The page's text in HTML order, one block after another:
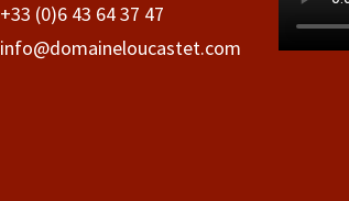
+33 (0)6 43 64 37 47
info@domaineloucastet.com